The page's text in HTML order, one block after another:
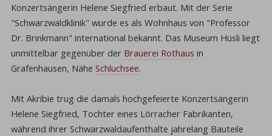
Konzertsängerin Helene Siegfried erbaut. Mit der Serie
"Schwarzwaldklinik" wurde es als Wohnhaus von "Professor
Dr. Brinkmann" international bekannt. Das Museum Hüsli liegt
unmittelbar gegenüber der Brauerei Rothaus in
Grafenhausen, NäheSchluchsee.
Mit Akribie trug die damals hochgefeierte Konzertsängerin
Helene Siegfried, Tochter eines Lörracher Fabrikanten,
während ihrer Schwarzwaldaufenthalte jahrelang Bauteile